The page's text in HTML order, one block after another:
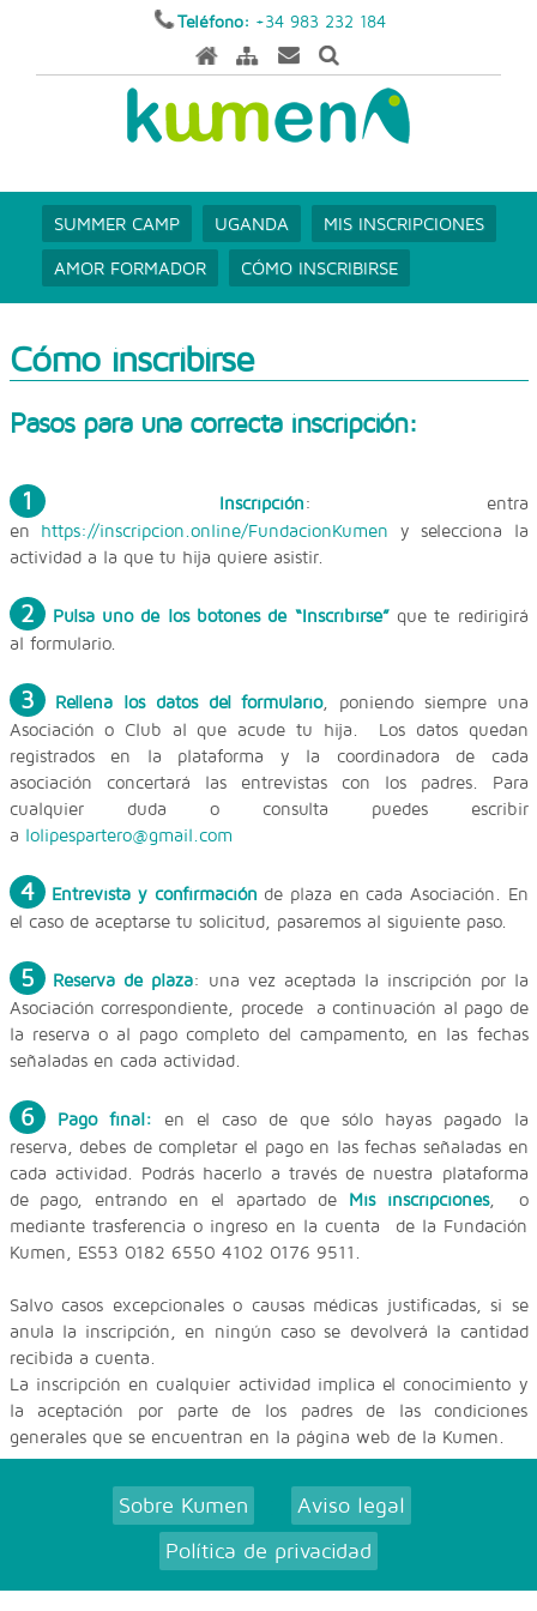
Teléfono: +34 983 232 184
SUMMER CAMP UGANDA MIS INSCRIPCIONES
AMOR FORMADOR CÓMO INSCRIBIRSE
Cómo inscribirse
Pasos para una correcta inscripción:
1 Inscripción: entra
en https://inscripcion.online/FundacionKumen y selecciona la
actividad a la que tu hija quiere asistir.
2 Pulsa uno de los botones de “Inscribirse”que te redirigirá
al formulario.
3 Rellena los datos del formulario, poniendo siempre una
Asociación o Club al que acude tu hija. Los datos quedan
registrados en la plataforma y la coordinadora de cada
asociación concertará las entrevistas con los padres. Para
cualquier duda o consulta puedes escribir
a lolipespartero@gmail.com
4 Entrevista y confirmación de plaza en cada Asociación. En
el caso de aceptarse tu solicitud, pasaremos al siguiente paso.
5 Reserva de plaza: una vez aceptada la inscripción por la
Asociación correspondiente, procede a continuación al pago de
la reserva o al pago completo del campamento, en las fechas
señaladas en cada actividad.
6 Pago final: en el caso de que sólo hayas pagado la
reserva, debes de completar el pago en las fechas señaladas en
cada actividad. Podrás hacerlo a través de nuestra plataforma
de pago, entrando en el apartado de Mis inscripciones, o
mediante trasferencia o ingreso en la cuenta de la Fundación
Kumen, ES53 0182 6550 4102 0176 9511.
Salvo casos excepcionales o causas médicas justificadas, si se
anula la inscripción, en ningún caso se devolverá la cantidad
recibida a cuenta.
La inscripción en cualquier actividad implica el conocimiento y
la aceptación por parte de los padres de las condiciones
generales que se encuentran en la página web de la Kumen.
Sobre Kumen Aviso legal
Política de privacidad